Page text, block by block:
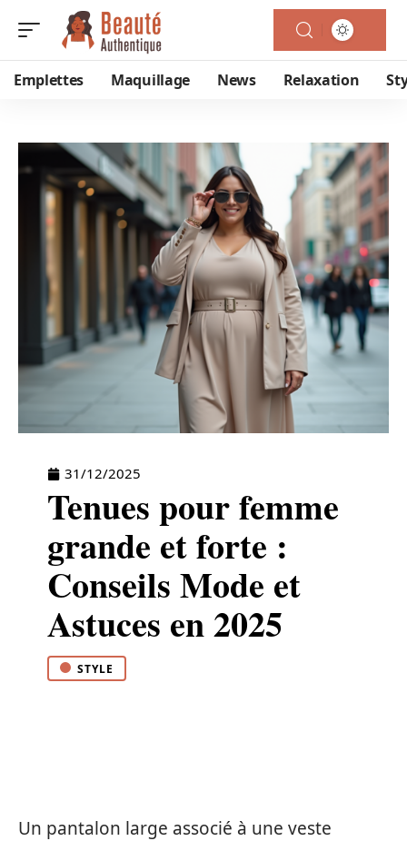
Emplettes Maquillage News Relaxation
31/12/2025
Tenues pour femme
grande et forte :
Conseils Mode et
Astuces en 2025
STYLE
Un pantalon large associé à une veste